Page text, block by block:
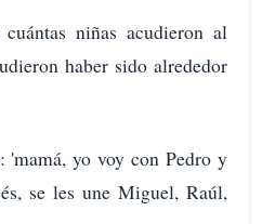
niñas acudieron al
haber sido alrededor
yo voy con Pedro y
se les une Miguel, Raúl,